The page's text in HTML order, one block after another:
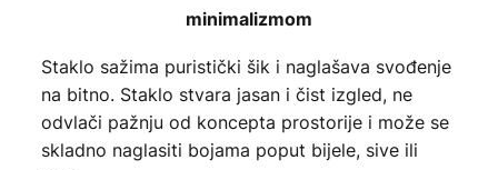
minimalizmom
Staklo sažima puristički šik i naglašava svođenje
na bitno. Staklo stvara jasan i čist izgled, ne
odvlači pažnju od koncepta prostorije i može se
skladno naglasiti bojama poput bijele, sive ili